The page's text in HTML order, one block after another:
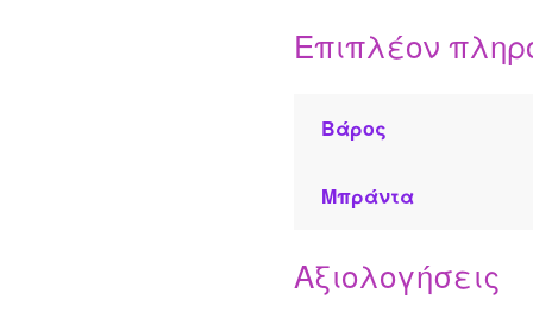
Επιπλέον
Βάρος
Μπράντα
Αξιολογήσεις